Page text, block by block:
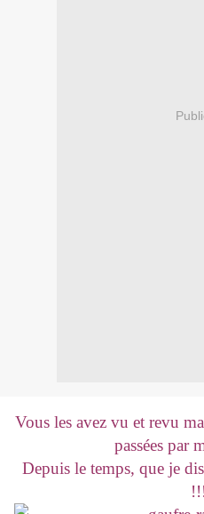
Vous les avez vu et revu
passées par
Depuis le temps, que je